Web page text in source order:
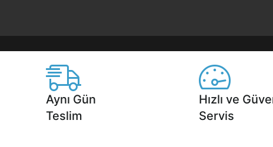
Aynı Gün
Teslim
Hızlı ve
Servis